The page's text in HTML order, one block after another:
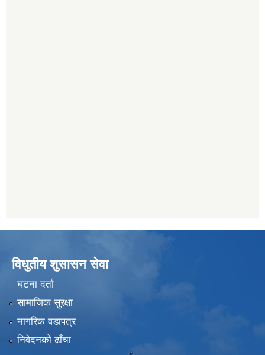
विधुतीय शुसासन सेवा
घटना दर्ता
सामाजिक सुरक्षा
नागरिक वडापत्र
निवेदनको ढाँचा